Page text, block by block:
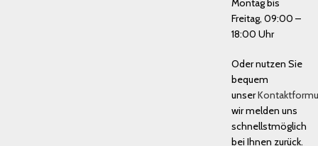
Montag bis
Freitag, 09:00 –
18:00 Uhr
Oder nutzen Sie
bequem
unser
wir melden uns
schnellstmöglich
bei Ihnen zurück.